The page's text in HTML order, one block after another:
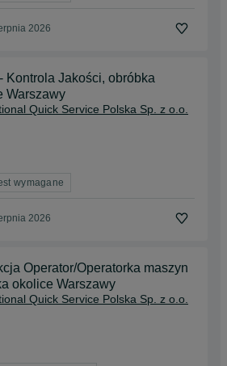
2026
Kontrola Jakości, obróbka
Warszawy
Quick Service Polska Sp. z o.o.
wymagane
2026
Operator/Operatorka maszyn
okolice Warszawy
Quick Service Polska Sp. z o.o.